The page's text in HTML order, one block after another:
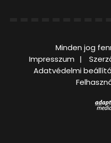
Minden jog
Impresszum
Adatvédelmi